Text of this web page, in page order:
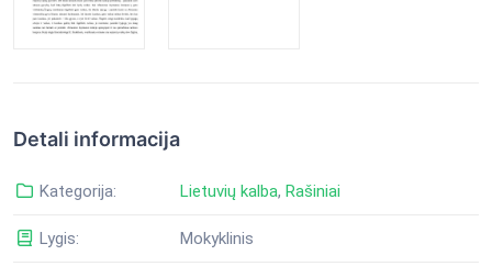
Detali informacija
Kategorija: Lietuvių kalba, Rašiniai
Lygis: Mokyklinis